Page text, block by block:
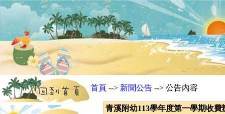
首頁 --> 新聞公告 --> 公告內容
青溪附幼113學年度第一學期收